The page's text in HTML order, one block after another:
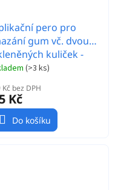
pero pro
gum vč. dvou
kuliček -
(>3 ks)
Kč bez DPH
Kč
Do košíku